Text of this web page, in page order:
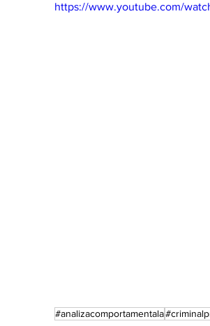
https://www.youtube.com/
#analizacomportamentala